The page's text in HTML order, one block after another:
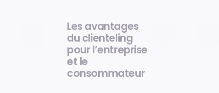
Les avantages
du clienteling
pour l’entreprise
et le
consommateur